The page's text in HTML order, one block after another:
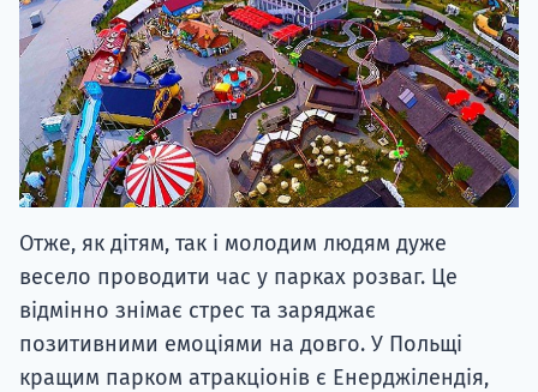
Отже, як дітям, так і молодим людям дуже
весело проводити час у парках розваг. Це
відмінно знімає стрес та заряджає
позитивними емоціями на довго. У Польщі
кращим парком атракціонів є Енерджілендія,